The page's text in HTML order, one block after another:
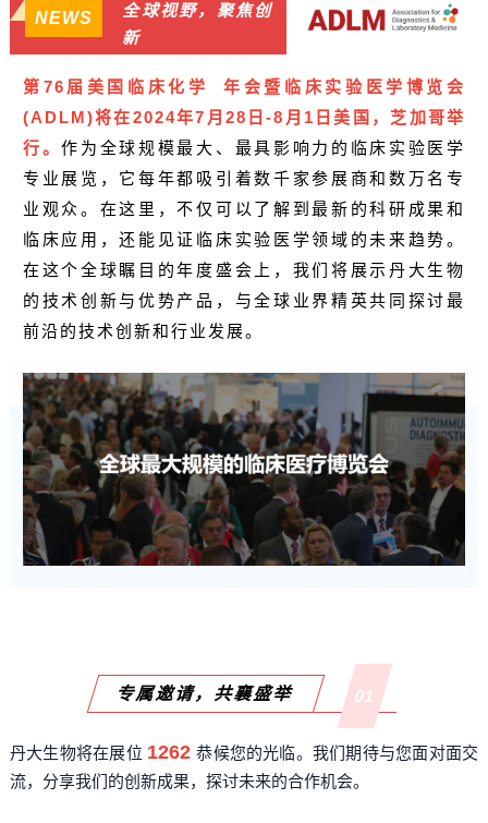
NEWS
全球视野，聚焦创
新
第76届美国 临床化学
年会暨临床实验医学博览会
(ADLM)将在2024年7月28日-8月1日美国，芝加哥举
行。作为全球规模最大、最具影响力的临床实验医学
专业展览，它每年都吸引着数千家参展商和数万名专
业观众。在这里，不仅可以了解到最新的科研成果和
临床应用，还能见证临床实验医学领域的未来趋势。
在这个全球瞩目的年度盛会上，我们将展示丹大生物
的技术创新与优势产品，与全球业界精英共同探讨最
前沿的技术创新和行业发展。
专属邀请，共襄盛举 01
丹大生物将在展位 1262恭候您的光临。我们期待与您面对面交
流，分享我们的创新成果，探讨未来的合作机会。